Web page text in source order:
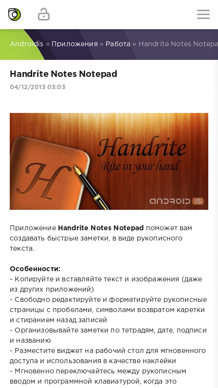
Androidis » Приложения » Работа » Handrite Notes
Handrite Notes Notepad
04/12/2013 03:03
Приложение Handrite Notes Notepad
поможет вам
создавать быстрые заметки, в виде рукописного
текста.
Особенности:
- Копируйте и вставляйте текст и изображения (даже
из других приложений)
- Свободно редактируйте и форматируйте рукописные
страницы с пробелами, символами возвратом каретки
и стиранием назад записей
- Организовывайте заметки по тетрадям, дате, подписи
и названию
- Разместите виджет на рабочий стол для мгновенного
доступа и использования в качестве наклейки
- Мгновенно переключайтесь между рукописным
вводом и программной клавиатурой, когда это